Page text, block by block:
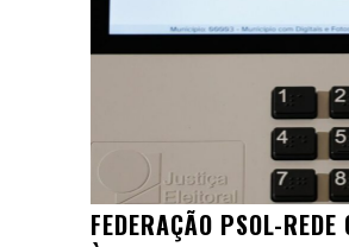
FEDERAÇÃO PSOL-